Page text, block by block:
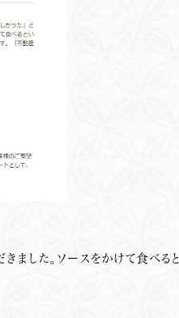
ました。ソースをかけて食べると